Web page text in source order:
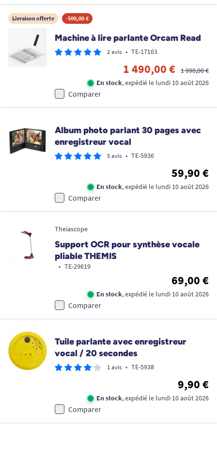
Livraison offerte -500,00 €
Machine à lire parlante Orcam Read
2 avis • TE-17163
1 490,00 €
1 990,00 €
En stock, expédié le lundi 10 août 2026
Comparer
Album photo parlant 30 pages avec
enregistreur vocal
5 avis • TE-5936
59,90 €
En stock, expédié le lundi 10 août 2026
Comparer
Theiascope
Support OCR pour synthèse vocale
pliable THEMIS
• TE-29619
69,00 €
En stock, expédié le lundi 10 août 2026
Comparer
Tuile parlante avec enregistreur
vocal / 20 secondes
1 avis • TE-5938
9,90 €
En stock, expédié le lundi 10 août 2026
Comparer